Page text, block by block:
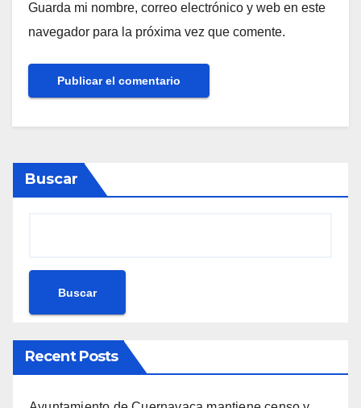
Guarda mi nombre, correo electrónico y web en este
navegador para la próxima vez que comente.
Buscar
Buscar
Recent Posts